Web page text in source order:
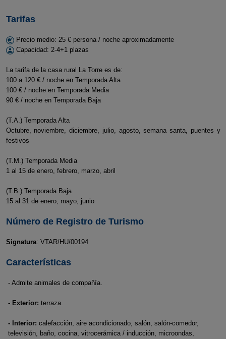
Tarifas
Precio medio: 25 € persona / noche aproximadamente
Capacidad: 2-4+1 plazas
La tarifa de la casa rural La Torre es de:
100 a 120 € / noche en Temporada Alta
100 € / noche en Temporada Media
90 € / noche en Temporada Baja
(T.A.) Temporada Alta
Octubre, noviembre, diciembre, julio, agosto, semana santa, puentes y
festivos
(T.M.) Temporada Media
1 al 15 de enero, febrero, marzo, abril
(T.B.) Temporada Baja
15 al 31 de enero, mayo, junio
Número de Registro de Turismo
Signatura: VTAR/HU/00194
Características
- Admite animales de compañía.
- Exterior: terraza.
- Interior: calefacción, aire acondicionado, salón, salón-comedor,
televisión, baño, cocina, vitrocerámica / inducción, microondas,